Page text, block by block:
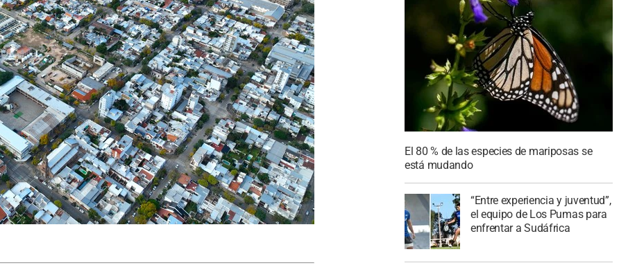
El 80 % de las especies de mariposas se
está mudando
“Entre experiencia y juventud”,
el equipo de Los Pumas para
enfrentar a Sudáfrica